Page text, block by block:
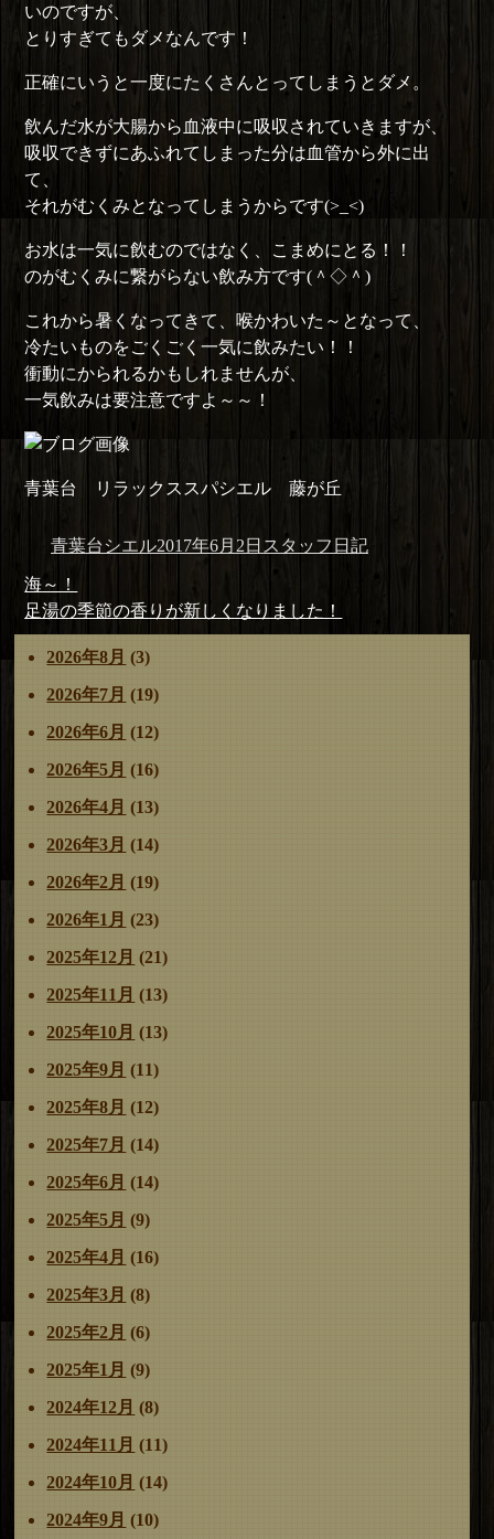
いのですが、
とりすぎてもダメなんです！
正確にいうと一度にたくさんとってしまうとダメ。
飲んだ水が大腸から血液中に吸収されていきますが、
吸収できずにあふれてしまった分は血管から外に出
て、
それがむくみとなってしまうからです(>_<)
お水は一気に飲むのではなく、こまめにとる！！
のがむくみに繋がらない飲み方です(＾◇＾)
これから暑くなってきて、喉かわいた～となって、
冷たいものをごくごく一気に飲みたい！！
衝動にかられるかもしれませんが、
一気飲みは要注意ですよ～～！
青葉台 リラックススパシエル 藤が丘
投
者
青葉台シエル投
2017年6月2日 カ
リ
スタッフ日記
投
稿
ナ
ビ
ゲ
シ
ョ
前
の
投
稿:
海～！
次
の
投
稿:
足湯の季節の香りが新しくなりました！
2026年8月 (3)
2026年7月 (19)
2026年6月 (12)
2026年5月 (16)
2026年4月 (13)
2026年3月 (14)
2026年2月 (19)
2026年1月 (23)
2025年12月 (21)
2025年11月 (13)
2025年10月 (13)
2025年9月 (11)
2025年8月 (12)
2025年7月 (14)
2025年6月 (14)
2025年5月 (9)
2025年4月 (16)
2025年3月 (8)
2025年2月 (6)
2025年1月 (9)
2024年12月 (8)
2024年11月 (11)
2024年10月 (14)
2024年9月 (10)